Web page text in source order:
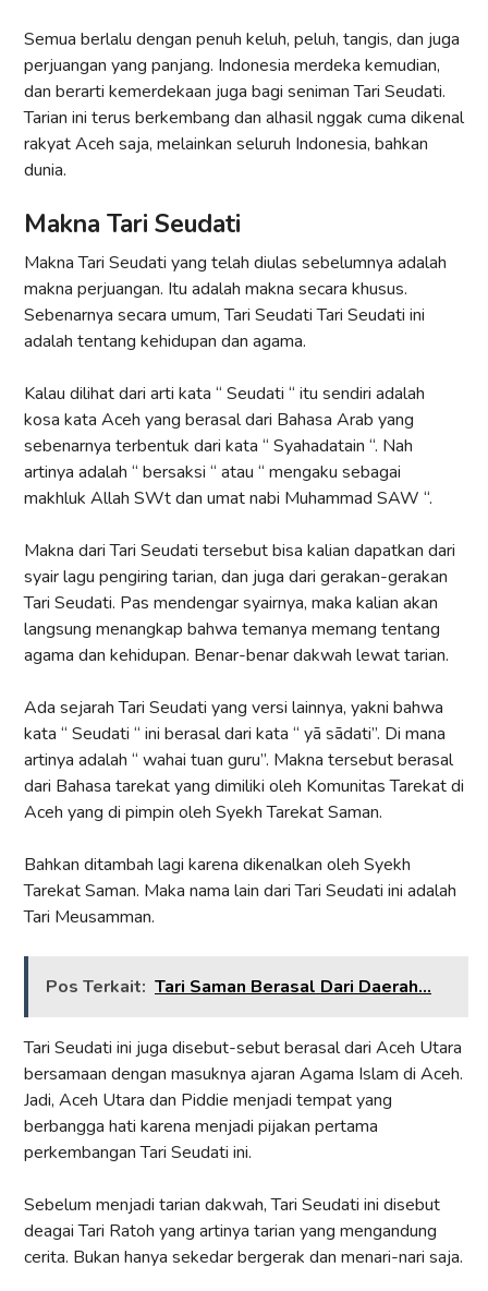
Semua berlalu dengan penuh keluh, peluh, tangis, dan juga
perjuangan yang panjang. Indonesia merdeka kemudian,
dan berarti kemerdekaan juga bagi seniman Tari Seudati.
Tarian ini terus berkembang dan alhasil nggak cuma dikenal
rakyat Aceh saja, melainkan seluruh Indonesia, bahkan
dunia.
Makna Tari Seudati
Makna Tari Seudati yang telah diulas sebelumnya adalah
makna perjuangan. Itu adalah makna secara khusus.
Sebenarnya secara umum, Tari Seudati Tari Seudati ini
adalah tentang kehidupan dan agama.
Kalau dilihat dari arti kata “ Seudati “ itu sendiri adalah
kosa kata Aceh yang berasal dari Bahasa Arab yang
sebenarnya terbentuk dari kata “ Syahadatain “. Nah
artinya adalah “ bersaksi “ atau “ mengaku sebagai
makhluk Allah SWt dan umat nabi Muhammad SAW “.
Makna dari Tari Seudati tersebut bisa kalian dapatkan dari
syair lagu pengiring tarian, dan juga dari gerakan-gerakan
Tari Seudati. Pas mendengar syairnya, maka kalian akan
langsung menangkap bahwa temanya memang tentang
agama dan kehidupan. Benar-benar dakwah lewat tarian.
Ada sejarah Tari Seudati yang versi lainnya, yakni bahwa
kata “ Seudati “ ini berasal dari kata “ yā sādati”. Di mana
artinya adalah “ wahai tuan guru”. Makna tersebut berasal
dari Bahasa tarekat yang dimiliki oleh Komunitas Tarekat di
Aceh yang di pimpin oleh Syekh Tarekat Saman.
Bahkan ditambah lagi karena dikenalkan oleh Syekh
Tarekat Saman. Maka nama lain dari Tari Seudati ini adalah
Tari Meusamman.
Pos Terkait: Tari Saman Berasal Dari Daerah...
Tari Seudati ini juga disebut-sebut berasal dari Aceh Utara
bersamaan dengan masuknya ajaran Agama Islam di Aceh.
Jadi, Aceh Utara dan Piddie menjadi tempat yang
berbangga hati karena menjadi pijakan pertama
perkembangan Tari Seudati ini.
Sebelum menjadi tarian dakwah, Tari Seudati ini disebut
deagai Tari Ratoh yang artinya tarian yang mengandung
cerita. Bukan hanya sekedar bergerak dan menari-nari saja.